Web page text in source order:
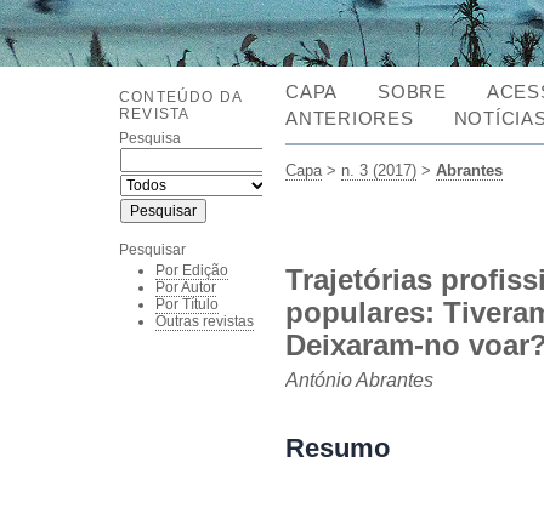
CONTEÚDO DA
REVISTA
Pesquisa
Pesquisar
Por Edição
Por Autor
Por Título
Outras revistas
CAPA SOBRE
ANTERIORES
Capa > n. 3 (2017) >Abrantes
Trajetórias
populares:
Deixaram-no
António Abrantes
Resumo